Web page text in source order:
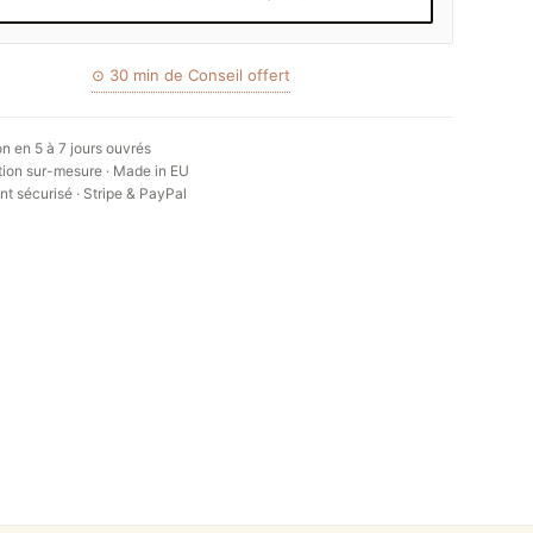
⊙ 30 min de Conseil offert
en 5 à 7 jours ouvrés
sur-mesure · Made in EU
sécurisé · Stripe & PayPal